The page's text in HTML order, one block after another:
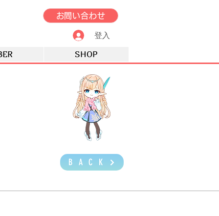
お問い合わせ
登入
SHOP
BACK